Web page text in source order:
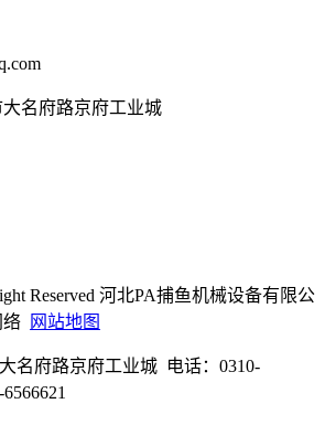
名府路京府工业城
Reserved 河北PA捕鱼机械设备有限公
络
网站地图
名府路京府工业城 电话：0310-